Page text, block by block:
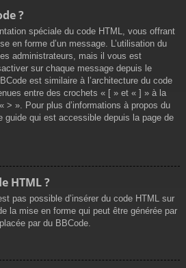
?
spéciale du code HTML, vous offrant
en forme d’un message. L’utilisation du
administrateurs, mais il vous est
sur chaque message depuis le
est similaire à l’architecture du code
entre des crochets « [ » et « ] » à la
> ». Pour plus d’informations à propos du
guide qui est accessible depuis la page de
HTML ?
pas possible d’insérer du code HTML sur
la mise en forme qui peut être générée par
par du BBCode.